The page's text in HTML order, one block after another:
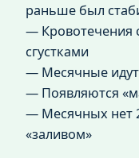
раньше был
— Кровотечения
сгустками
— Месячные
— Появляются
— Месячных нет
«заливом»